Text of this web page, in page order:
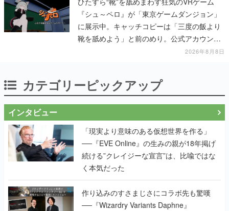
『シュ～ペロ』が「東京ゲームダンジョン」
に展示中。キャッチコピーは「三度の飯より
靴を舐めよう」と前のめり。公式アカウント
も開設され、2026年リリースに向けて開発中
2026年8月8日
カテゴリーピックアップ
インタビュー
「現実より意味のある仮想世界を作る」
──『EVE Online』の生みの親が18年掲げ
続ける”クレイジーな宣言”は、比喩ではな
く本気だった
作り込みのすさまじさにコラボ先も驚嘆
──『Wizardry Variants Daphne』